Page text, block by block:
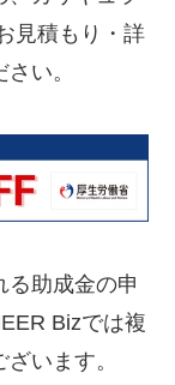
見積もり・詳
い。
る助成金の申
Bizでは複
ざいます。